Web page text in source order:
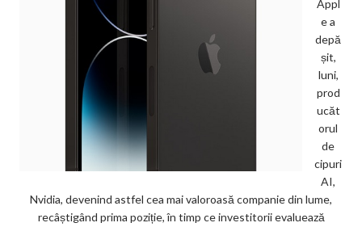
Appl
e a
depă
șit,
luni,
prod
ucăt
orul
de
cipuri
AI,
Nvidia, devenind astfel cea mai valoroasă companie din lume,
recâștigând prima poziție, în timp ce investitorii evaluează